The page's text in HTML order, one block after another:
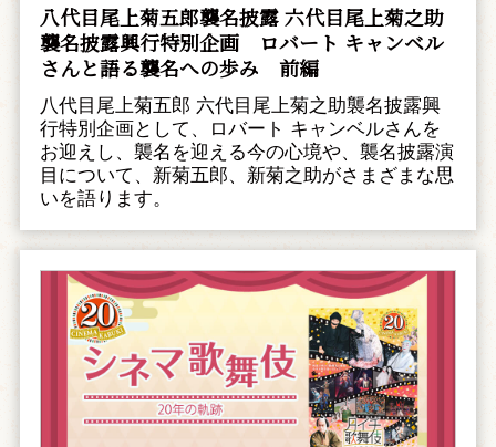
八代目尾上菊五郎襲名披露 六代目尾上菊之助
襲名披露興行特別企画 ――ロバート キャンベル
さんと語る襲名への歩み 前編
八代目尾上菊五郎 六代目尾上菊之助襲名披露興
行特別企画として、ロバート キャンベルさんを
お迎えし、襲名を迎える今の心境や、襲名披露演
目について、新菊五郎、新菊之助がさまざまな思
いを語ります。